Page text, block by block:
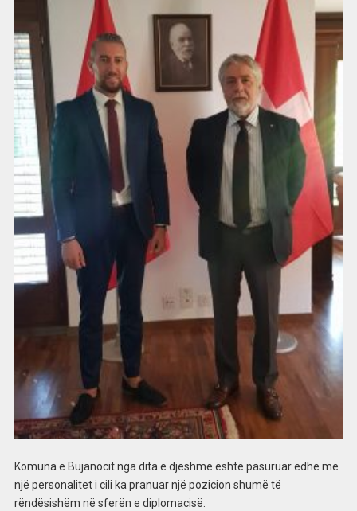
Komuna e Bujanocit nga dita e djeshme është pasuruar edhe me
një personalitet i cili ka pranuar një pozicion shumë të
rëndësishëm në sferën e diplomacisë.